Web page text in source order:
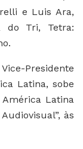
e Luis Ara,
do Tri, Tetra:
Presidente
Latina, sobe
Latina
às